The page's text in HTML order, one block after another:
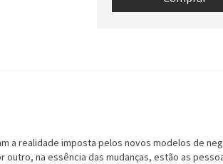
a realidade imposta pelos novos modelos de
na essência das mudanças, estão as